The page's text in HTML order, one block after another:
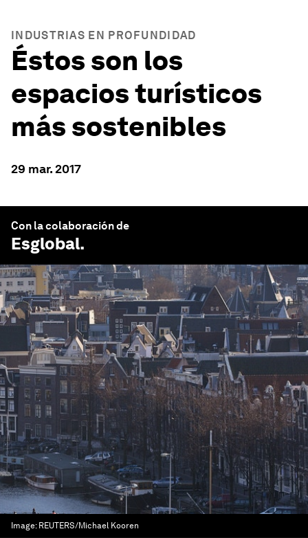
INDUSTRIAS EN PROFUNDIDAD
Éstos son los
espacios turísticos
más sostenibles
29 mar. 2017
Con la colaboración de
Esglobal.
Image: REUTERS/Michael Kooren